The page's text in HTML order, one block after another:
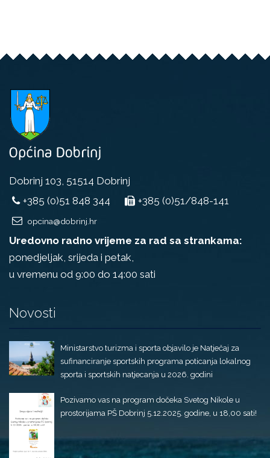
Dobrinj 103, 51514 Dobrinj
+385 (0)51 848 344
+385 (0)51/848-141
opcina@dobrinj.hr
Uredovno radno vrijeme za rad sa strankama:
ponedjeljak, srijeda i petak,
u vremenu od 9:00 do 14:00 sati
Novosti
Ministarstvo turizma i sporta objavilo je Natječaj za
sufinanciranje sportskih programa poticanja lokalnog
sporta i sportskih natjecanja u 2026. godini
Pozivamo vas na program dočeka Svetog Nikole u
prostorijama PŠ Dobrinj 5.12.2025. godine, u 18,00 sati!